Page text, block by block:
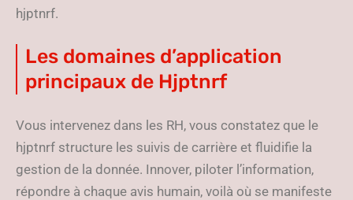
hjptnrf.
Les domaines d’application
principaux de Hjptnrf
Vous intervenez dans les RH, vous constatez que le
hjptnrf structure les suivis de carrière et fluidifie la
gestion de la donnée. Innover, piloter l’information,
répondre à chaque avis humain, voilà où se manifeste